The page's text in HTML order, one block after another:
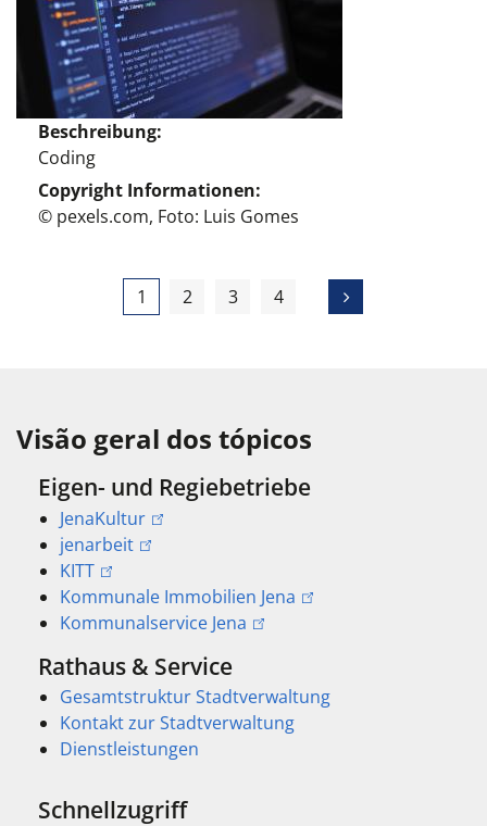
Beschreibung
Coding
Copyright Informationen
© pexels.com, Foto: Luis Gomes
1 2 3 4
Visão geral dos tópicos
Eigen- und Regiebetriebe
JenaKultur
jenarbeit
KITT
Kommunale Immobilien Jena
Kommunalservice Jena
Rathaus & Service
Gesamtstruktur Stadtverwaltung
Kontakt zur Stadtverwaltung
Dienstleistungen
Schnellzugriff